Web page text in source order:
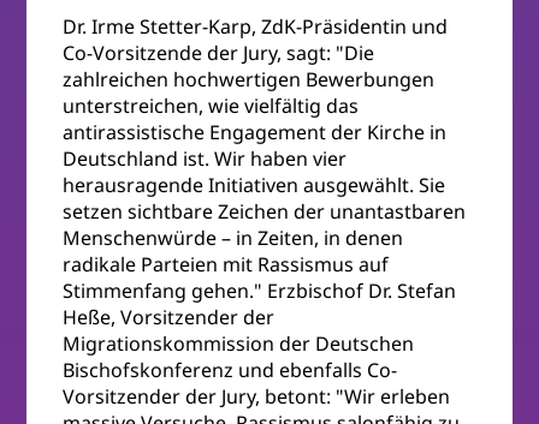
Dr. Irme Stetter-Karp, ZdK-Präsidentin und
Co-Vorsitzende der Jury, sagt: "Die
zahlreichen hochwertigen Bewerbungen
unterstreichen, wie vielfältig das
antirassistische Engagement der Kirche in
Deutschland ist. Wir haben vier
herausragende Initiativen ausgewählt. Sie
setzen sichtbare Zeichen der unantastbaren
Menschenwürde – in Zeiten, in denen
radikale Parteien mit Rassismus auf
Stimmenfang gehen." Erzbischof Dr. Stefan
Heße, Vorsitzender der
Migrationskommission der Deutschen
Bischofskonferenz und ebenfalls Co-
Vorsitzender der Jury, betont: "Wir erleben